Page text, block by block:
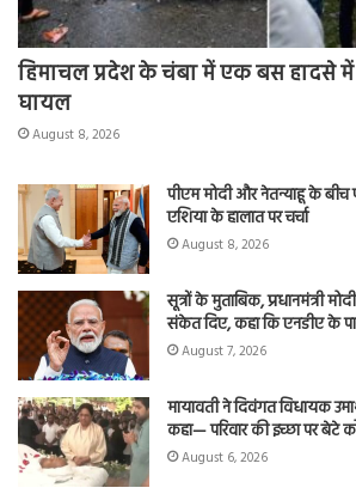
हिमाचल प्रदेश के चंबा में एक बस हादसे में
घायल
August 8, 2026
पीएम मोदी और नेतन्याहू के बीच
एशिया के हालात पर चर्चा
August 8, 2026
सूत्रों के मुताबिक, प्रधानमंत्री
संकेत दिए, कहा कि एनडीए के
August 7, 2026
मायावती ने दिवंगत विधायक
कहा— परिवार की इच्छा पर बेटे
August 6, 2026